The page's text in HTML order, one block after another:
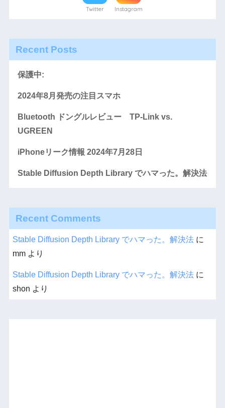
Twitter Instagram
Recent Posts
保護中:
2024年8月発売の注目スマホ
Bluetooth ドングルレビュー TP-Link vs.
UGREEN
iPhoneリーク情報 2024年7月28日
Stable Diffusion Depth Library でハマった。解決法
Recent Comments
Stable Diffusion Depth Library でハマった。解決法に
mmより
Stable Diffusion Depth Library でハマった。解決法に
shon より